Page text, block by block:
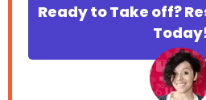
Ready to Take off?